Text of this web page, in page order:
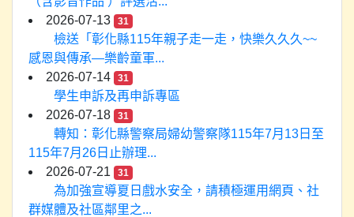
2026-07-13
31
檢送「彰化縣115年親子走一走，快樂久久久~~
感恩與傳承—樂齡童軍...
2026-07-14
31
學生申訴及再申訴專區
2026-07-18
31
轉知：彰化縣警察局婦幼警察隊115年7月13日至
115年7月26日止辦理...
2026-07-21
31
為加強宣導夏日戲水安全，請積極運用網頁、社
群媒體及社區鄰里之...